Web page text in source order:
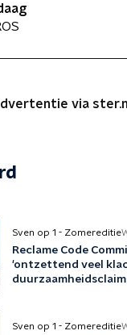
via ster.nl
Sven op 1 - Zomereditie
Reclame Code
'ontzettend veel
Sven op 1 - Zomereditie